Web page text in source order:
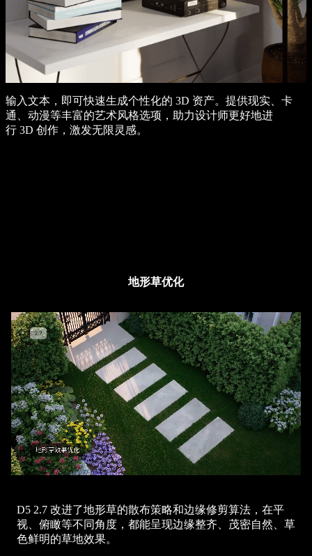
输入文本，即可快速生成个性化的 3D 资产。提供现实、卡
通、动漫等丰富的艺术风格选项，助力设计师更好地进
行 3D 创作，激发无限灵感。
地形草优化
D5 2.7 改进了地形草的散布策略和边缘修剪算法，在平
视、俯瞰等不同角度，都能呈现边缘整齐、茂密自然、草
色鲜明的草地效果。